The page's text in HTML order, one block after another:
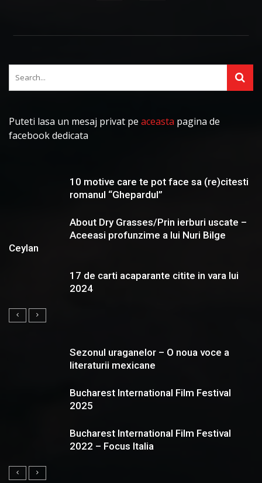
Puteti lasa un mesaj privat pe aceasta pagina de
facebook dedicata
10 motive care te pot face sa (re)citesti
romanul “Ghepardul”
About Dry Grasses/Prin ierburi uscate –
Aceeasi profunzime a lui Nuri Bilge
Ceylan
17 de carti acaparante citite in vara lui
2024
Sezonul uraganelor – O noua voce a
literaturii mexicane
Bucharest International Film Festival
2025
Bucharest International Film Festival
2022 – Focus Italia